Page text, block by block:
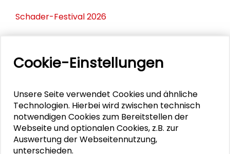
Schader-Festival 2026
Flyer - Nachhaltige Rechenzentren
Was ist Nachhaltigkeit bei Rechenzentren?
Abwärmenutzung aus den Rechenzentren
Cookie-Einstellungen
Unsere Seite verwendet Cookies und ähnliche
Technologien. Hierbei wird zwischen technisch
notwendigen Cookies zum Bereitstellen der
Webseite und optionalen Cookies, z.B. zur
Auswertung der Webseitennutzung,
unterschieden.